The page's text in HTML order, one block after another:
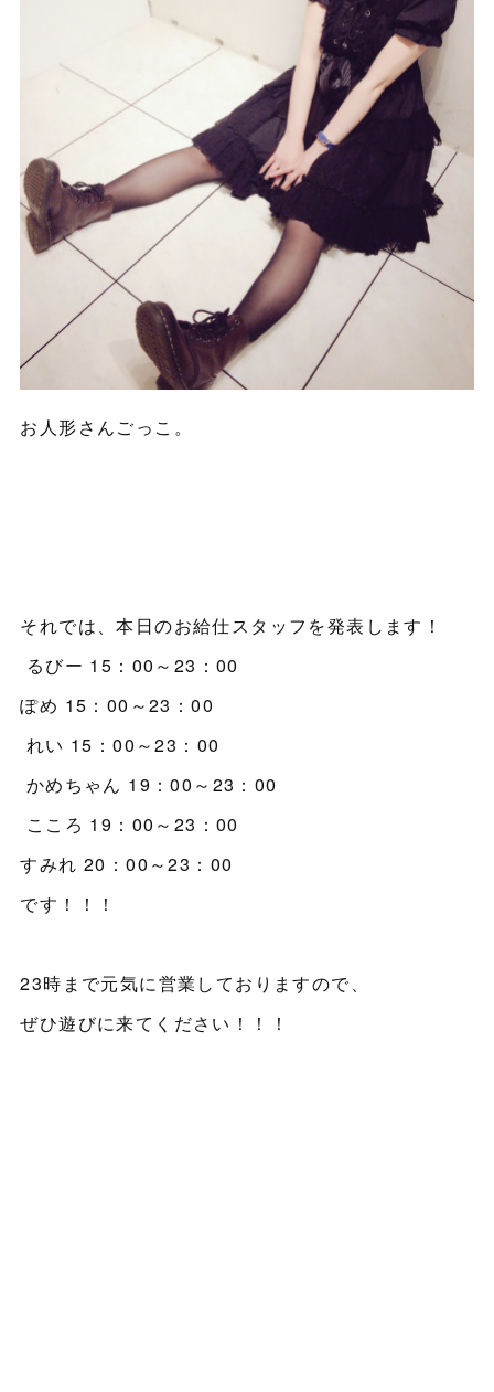
お人形さんごっこ。
それでは、本日のお給仕スタッフを発表します！
るびー 15：00～23：00
ぽめ 15：00～23：00
れい 15：00～23：00
かめちゃん 19：00～23：00
こころ 19：00～23：00
すみれ 20：00～23：00
です！！！
23時まで元気に営業しておりますので、
ぜひ遊びに来てください！！！